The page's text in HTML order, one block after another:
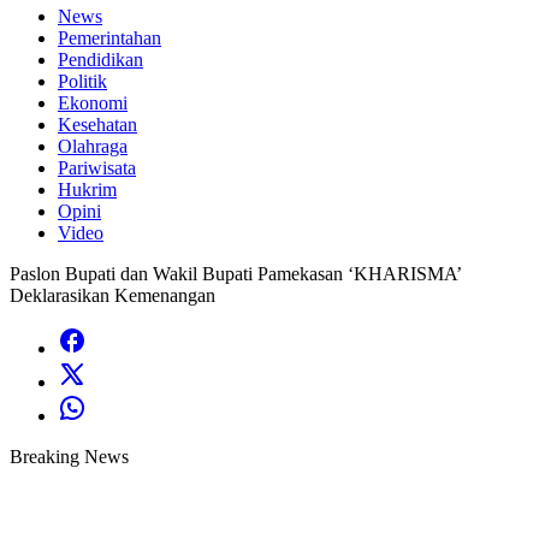
News
Pemerintahan
Pendidikan
Politik
Ekonomi
Kesehatan
Olahraga
Pariwisata
Hukrim
Opini
Video
Paslon Bupati dan Wakil Bupati Pamekasan ‘KHARISMA’
Deklarasikan Kemenangan
Breaking News